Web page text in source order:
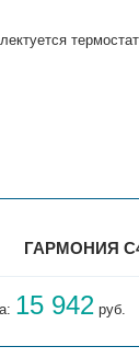
ГАРМОНИЯ
15 942 руб.